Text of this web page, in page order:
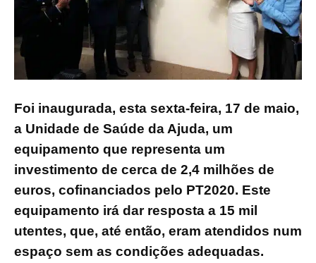
Foi inaugurada, esta sexta-feira, 17 de maio,
a Unidade de Saúde da Ajuda, um
equipamento que representa um
investimento de cerca de 2,4 milhões de
euros, cofinanciados pelo PT2020. Este
equipamento irá dar resposta a 15 mil
utentes, que, até então, eram atendidos num
espaço sem as condições adequadas.